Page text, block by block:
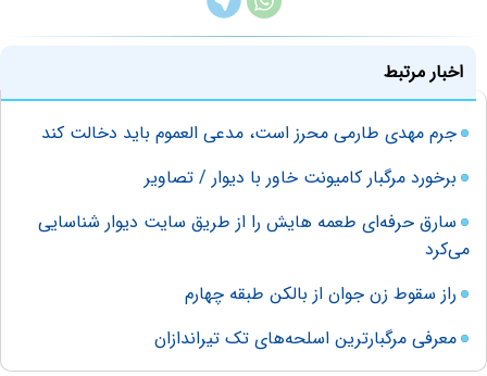
اخبار مرتبط
جرم مهدی طارمی محرز است، مدعی العموم باید دخالت کند
برخورد مرگبار کامیونت خاور با دیوار / تصاویر
سارق حرفه‌ای طعمه هایش را از طریق سایت دیوار شناسایی
می‌کرد
راز سقوط زن جوان از بالکن طبقه چهارم
معرفی مرگبارترین اسلحه‌های تک تیراندازان